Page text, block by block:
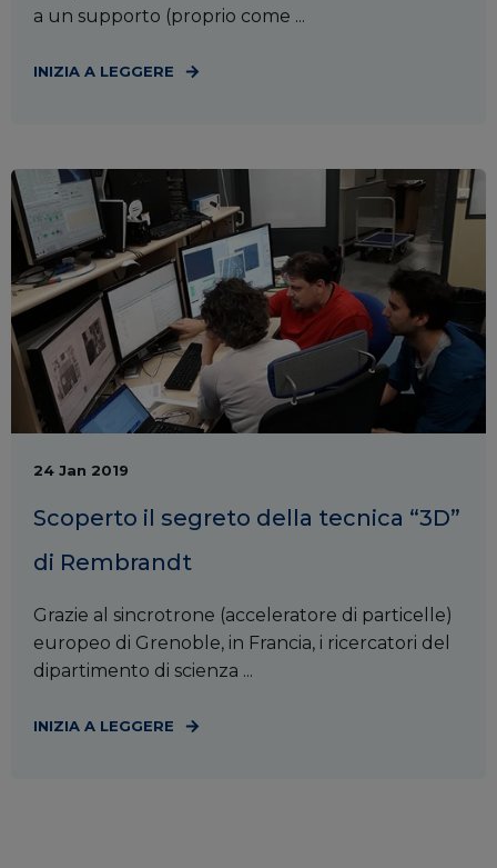
a un supporto (proprio come ...
INIZIA A LEGGERE
24 Jan 2019
Scoperto il segreto della tecnica “3D”
di Rembrandt
Grazie al sincrotrone (acceleratore di particelle)
europeo di Grenoble, in Francia, i ricercatori del
dipartimento di scienza ...
INIZIA A LEGGERE